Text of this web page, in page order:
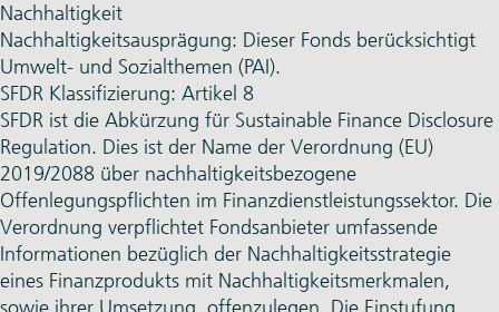
Nachhaltigkeit
Nachhaltigkeitsausprägung: Dieser Fonds berücksichtigt
Umwelt- und Sozialthemen (PAI).
SFDR Klassifizierung: Artikel 8
SFDR ist die Abkürzung für Sustainable Finance Disclosure
Regulation. Dies ist der Name der Verordnung (EU)
2019/2088 über nachhaltigkeitsbezogene
Offenlegungspflichten im Finanzdienstleistungssektor. Die
Verordnung verpflichtet Fondsanbieter umfassende
Informationen bezüglich der Nachhaltigkeitsstrategie
eines Finanzprodukts mit Nachhaltigkeitsmerkmalen,